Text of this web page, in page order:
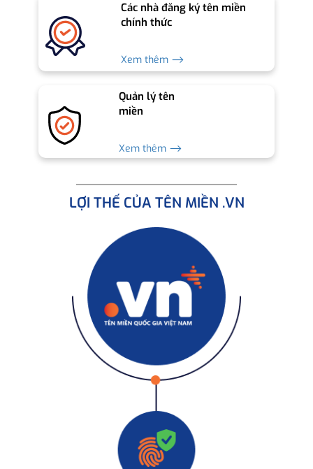
Các nhà đăng ký tên miền
chính thức
Xem thêm ⟶
Quản lý tên
miền
Xem thêm ⟶
LỢI THẾ CỦA TÊN MIỀN .VN